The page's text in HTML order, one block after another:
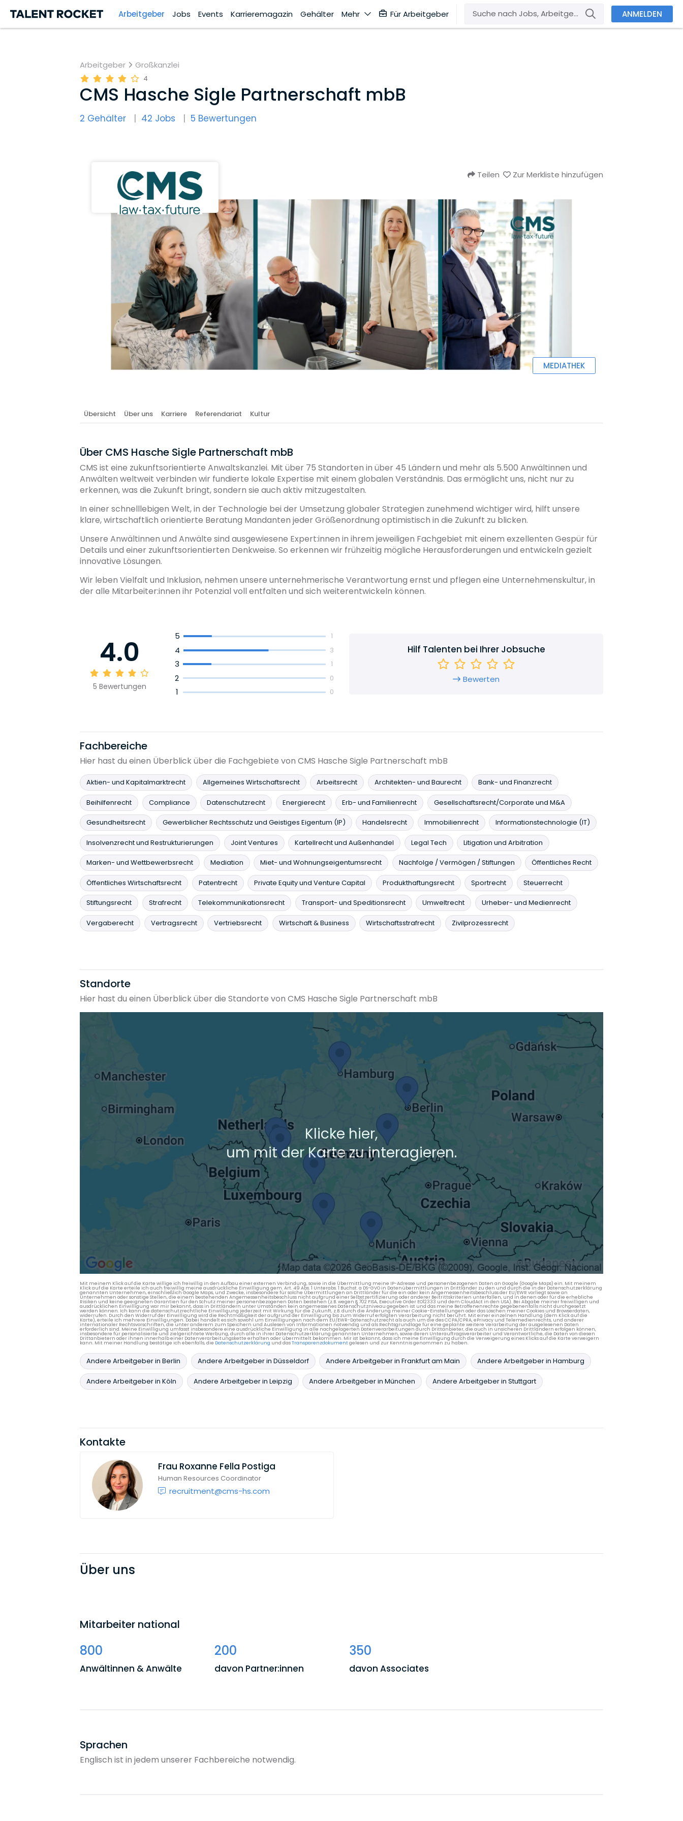
Arbeitgeber Jobs Events Karrieremagazin Gehälter Mehr Für Arbeitgeber ANMELDEN
Arbeitgeber Großkanzlei
4
CMS Hasche Sigle Partnerschaft mbB
2 Gehälter 42 Jobs 5 Bewertungen
Teilen Zur Merkliste hinzufügen
MEDIATHEK
Übersicht Über uns Karriere Referendariat Kultur
Über CMS Hasche Sigle Partnerschaft mbB
CMS ist eine zukunftsorientierte Anwaltskanzlei. Mit über 75 Standorten in über 45 Ländern und mehr als 5.500 Anwältinnen und
Anwälten weltweit verbinden wir fundierte lokale Expertise mit einem globalen Verständnis. Das ermöglicht uns, nicht nur zu
erkennen, was die Zukunft bringt, sondern sie auch aktiv mitzugestalten.
In einer schnelllebigen Welt, in der Technologie bei der Umsetzung globaler Strategien zunehmend wichtiger wird, hilft unsere
klare, wirtschaftlich orientierte Beratung Mandanten jeder Größenordnung optimistisch in die Zukunft zu blicken.
Unsere Anwältinnen und Anwälte sind ausgewiesene Expert:innen in ihrem jeweiligen Fachgebiet mit einem exzellenten Gespür für
Details und einer zukunftsorientierten Denkweise. So erkennen wir frühzeitig mögliche Herausforderungen und entwickeln gezielt
innovative Lösungen.
Wir leben Vielfalt und Inklusion, nehmen unsere unternehmerische Verantwortung ernst und pflegen eine Unternehmenskultur, in
der alle Mitarbeiter:innen ihr Potenzial voll entfalten und sich weiterentwickeln können.
4.0
5 Bewertungen
5 1
4 3
3 1
2 0
1 0
Hilf Talenten bei Ihrer Jobsuche
Bewerten
Fachbereiche
Hier hast du einen Überblick über die Fachgebiete von CMS Hasche Sigle Partnerschaft mbB
Aktien- und Kapitalmarktrecht Allgemeines Wirtschaftsrecht Arbeitsrecht Architekten- und Baurecht Bank- und Finanzrecht
Beihilfenrecht Compliance Datenschutzrecht Energierecht Erb- und Familienrecht Gesellschaftsrecht/Corporate und M&A
Gesundheitsrecht Gewerblicher Rechtsschutz und Geistiges Eigentum (IP) Handelsrecht Immobilienrecht Informationstechnologie (IT)
Insolvenzrecht und Restrukturierungen Joint Ventures Kartellrecht und Außenhandel Legal Tech Litigation und Arbitration
Marken- und Wettbewerbsrecht Mediation Miet- und Wohnungseigentumsrecht Nachfolge / Vermögen / Stiftungen Öffentliches Recht
Öffentliches Wirtschaftsrecht Patentrecht Private Equity und Venture Capital Produkthaftungsrecht Sportrecht Steuerrecht
Stiftungsrecht Strafrecht Telekommunikationsrecht Transport- und Speditionsrecht Umweltrecht Urheber- und Medienrecht
Vergaberecht Vertragsrecht Vertriebsrecht Wirtschaft & Business Wirtschaftsstrafrecht Zivilprozessrecht
Standorte
Hier hast du einen Überblick über die Standorte von CMS Hasche Sigle Partnerschaft mbB
Klicke hier,
um mit der Karte zu interagieren.
Mit meinem Klick auf die Karte willige ich freiwillig in den Aufbau einer externen Verbindung, sowie in die Übermittlung meine IP-Adresse und personenbezogenen Daten an Google (Google Maps) ein. Mit meinem
Klick auf die Karte erteile ich auch freiwillig meine ausdrückliche Einwilligung gem. Art. 49 Abs. 1 Unterabs. 1 Buchst. a DS-GVO in Datenübermittlungen in Drittländer zu den und durch die in der Datenschutzerklärung
genannten Unternehmen, einschließlich Google Maps, und Zwecke, insbesondere für solche Übermittlungen an Drittländer für die ein oder kein Angemessenheitsbeschluss der EU/EWR vorliegt sowie an
Unternehmen oder sonstige Stellen, die einem bestehenden Angemessenheitsbeschluss nicht aufgrund einer Selbstzertifizierung oder anderer Beitrittskriterien unterfallen, und in denen oder für die erhebliche
Risiken und keine geeigneten Garantien für den Schutz meiner personenbezogenen Daten bestehen (z.B. wegen § 702 FISA, Executive Order EO12333 und dem CloudAct in den USA). Bei Abgabe meiner freiwilligen und
ausdrücklichen Einwilligung war mir bekannt, dass in Drittländern unter Umständen kein angemessenes Datenschutzniveau gegeben ist und das meine Betroffenenrechte gegebenenfalls nicht durchgesetzt
werden können. Ich kann die datenschutzrechtliche Einwilligung jederzeit mit Wirkung für die Zukunft, z.B. durch die Änderung meiner Cookie-Einstellungen oder das Löschen meiner Cookies und Browserdaten,
widerrufen. Durch den Widerruf der Einwilligung wird die Rechtmäßigkeit der aufgrund der Einwilligung bis zum Widerruf erfolgten Verarbeitung nicht berührt. Mit einer einzelnen Handlung (dem Klick auf die
Karte), erteile ich mehrere Einwilligungen. Dabei handelt es sich sowohl um Einwilligungen nach dem EU/EWR-Datenschutzrecht als auch um die des CCPA/CPRA, ePrivacy und Telemedienrechts, und anderer
internationaler Rechtsvorschriften, die unter anderem zum Speichern und Auslesen von Informationen notwendig und als Rechtsgrundlage für eine geplante weitere Verarbeitung der ausgelesenen Daten
erforderlich sind. Meine Einwilligung umfasst insbesondere eine ausdrückliche Einwilligung in alle nachgelagerten Datenverarbeitungen durch Drittanbieter, die auch in unsicheren Drittländern erfolgen können,
insbesondere für personalisierte und zielgerichtete Werbung, durch alle in ihrer Datenschutzerklärung genannten Unternehmen, sowie deren Unterauftragsverarbeiter und Verantwortliche, die Daten von diesen
Drittanbietern oder ihnen innerhalb einer Datenverarbeitungskette erhalten oder übermittelt bekommen. Mir ist bekannt, dass ich meine Einwilligung durch die Verweigerung eines Klicks auf die Karte verweigern
kann. Mit meiner Handlung bestätige ich ebenfalls, die Datenschutzerklärung und dasTransparenzdokumentgelesen und zur Kenntnis genommen zu haben.
Andere Arbeitgeber in Berlin Andere Arbeitgeber in Düsseldorf Andere Arbeitgeber in Frankfurt am Main Andere Arbeitgeber in Hamburg
Andere Arbeitgeber in Köln Andere Arbeitgeber in Leipzig Andere Arbeitgeber in München Andere Arbeitgeber in Stuttgart
Kontakte
Frau Roxanne Fella Postiga
Human Resources Coordinator
recruitment@cms-hs.com
Über uns
Mitarbeiter national
800
Anwältinnen & Anwälte
200
davon Partner:innen
350
davon Associates
Sprachen
Englisch ist in jedem unserer Fachbereiche notwendig.